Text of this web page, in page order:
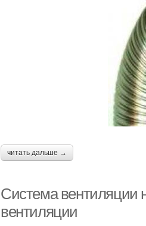
читать дальше →
Система вентиляции
вентиляции